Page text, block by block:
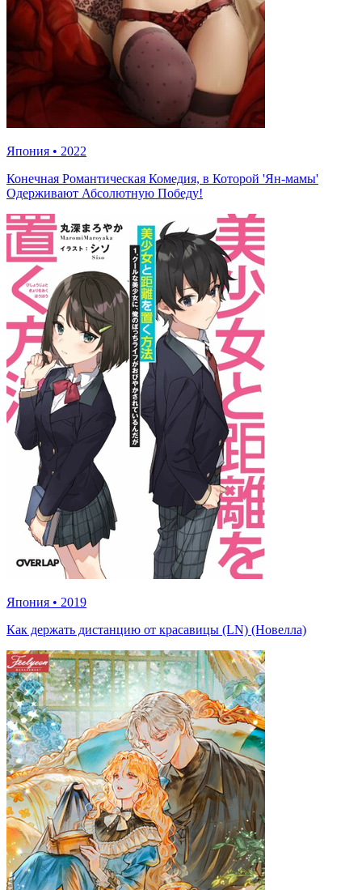
Япония • 2022
Конечная Романтическая Комедия, в Которой 'Ян-мамы'
Одерживают Абсолютную Победу!
Япония • 2019
Как держать дистанцию от красавицы (LN) (Новелла)